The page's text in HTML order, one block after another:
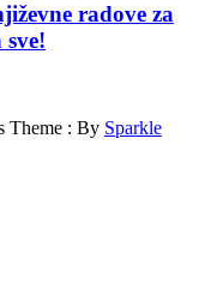
radove za
Theme : By Sparkle